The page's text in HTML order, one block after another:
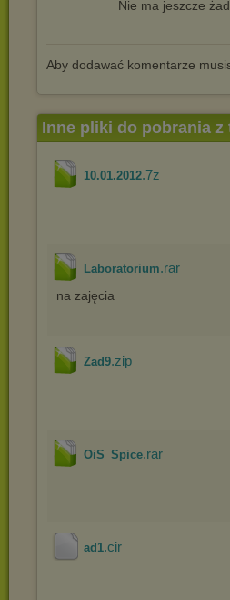
Nie ma jeszcze
Aby dodawać komentarze
Inne pliki do pobrania z
10.01.2012.7z
Laboratorium.rar
na zajęcia
Zad9.zip
OiS_Spice.rar
ad1.cir